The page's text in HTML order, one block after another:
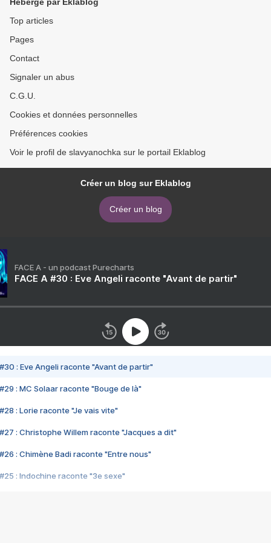
Top articles
Pages
Contact
Signaler un abus
C.G.U.
Cookies et données personnelles
Préférences cookies
Voir le profil de slavyanochka sur le portail Eklablog
Créer un blog sur Eklablog
Créer un blog
FACE A - un podcast Purecharts
FACE A #30 : Eve Angeli raconte "Avant de partir"
#30 : Eve Angeli raconte "Avant de partir"
#29 : MC Solaar raconte "Bouge de là"
#28 : Lorie raconte "Je vais vite"
#27 : Christophe Willem raconte "Jacques a dit"
#26 : Chimène Badi raconte "Entre nous"
#25 : Indochine raconte "3e sexe"